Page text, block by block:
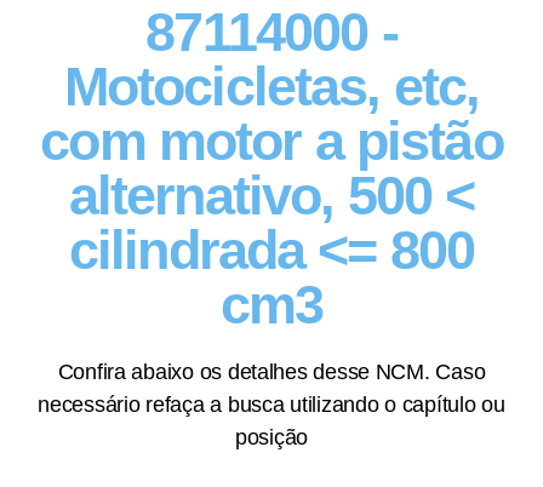
87114000 -
Motocicletas, etc,
com motor a pistão
alternativo, 500 <
cilindrada <= 800
cm3
Confira abaixo os detalhes desse NCM. Caso
necessário refaça a busca utilizando o capítulo ou
posição